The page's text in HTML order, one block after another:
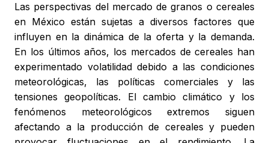
Las perspectivas del mercado de granos o cereales
en México están sujetas a diversos factores que
influyen en la dinámica de la oferta y la demanda.
En los últimos años, los mercados de cereales han
experimentado volatilidad debido a las condiciones
meteorológicas, las políticas comerciales y las
tensiones geopolíticas. El cambio climático y los
fenómenos meteorológicos extremos siguen
afectando a la producción de cereales y pueden